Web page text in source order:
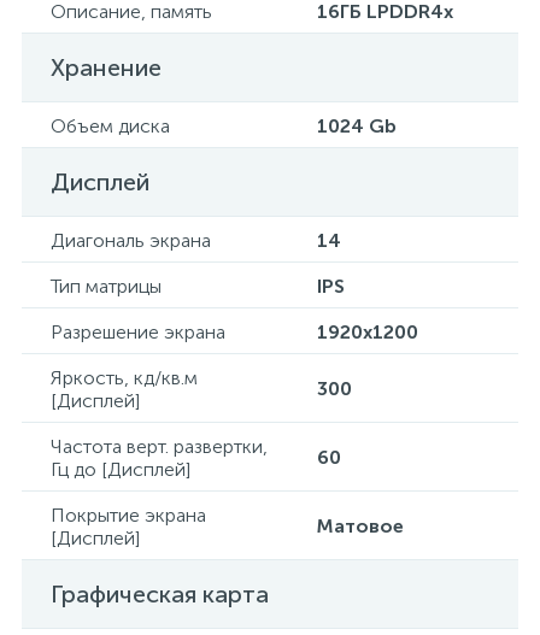
Описание, память 16ГБ LPDDR4x
Хранение
Объем диска 1024 Gb
Дисплей
Диагональ экрана
14
Тип матрицы
IPS
Разрешение экрана
1920x1200
Яркость, кд/кв.м
[Дисплей]
300
Частота верт. развертки,
Гц до [Дисплей]
60
Покрытие экрана
[Дисплей]
Матовое
Графическая карта